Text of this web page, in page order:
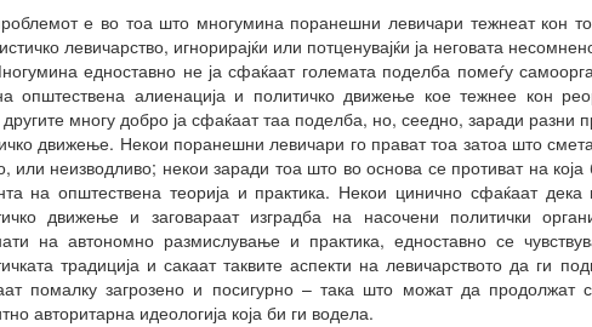
е во тоа што многумина поранешни левичари тежнеат кон
левичарство, игнорирајќи или потценувајќи ја неговата
едноставно не ја сфаќаат големата поделба помеѓу
општествена алиенација и политичко движење кое тежнее кон
многу добро ја сфаќаат таа поделба, но, сеедно, заради
движење. Некои поранешни левичари го прават тоа затоа што
или неизводливо; некои заради тоа што во основа се противат на
на општествена теорија и практика. Некои цинично сфаќаат
движење и заговараат изградба на насочени политички
на автономно размислување и практика, едноставно се
традиција и сакаат таквите аспекти на левичарството да ги
помалку загрозено и посигурно – така што можат да
авторитарна идеологија која би ги водела.